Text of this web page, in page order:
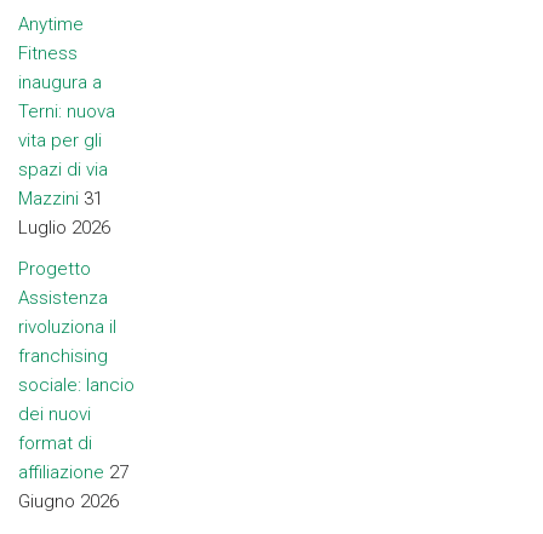
Anytime
Fitness
inaugura a
Terni: nuova
vita per gli
spazi di via
Mazzini 31
Luglio 2026
Progetto
Assistenza
rivoluziona il
franchising
sociale: lancio
dei nuovi
format di
affiliazione 27
Giugno 2026